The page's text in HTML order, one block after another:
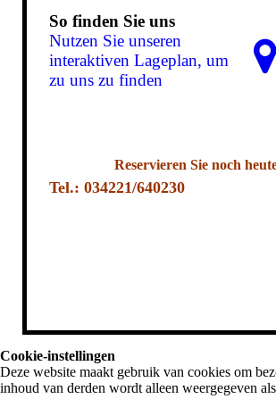
So finden Sie uns
Nutzen Sie unseren
interaktiven La­ge­plan, um
zu uns zu finden
Reservieren Sie noch
Tel.: 034221/640230
Cookie-instellingen
Deze website maakt gebruik van cookies om
inhoud van derden wordt alleen weergegeven